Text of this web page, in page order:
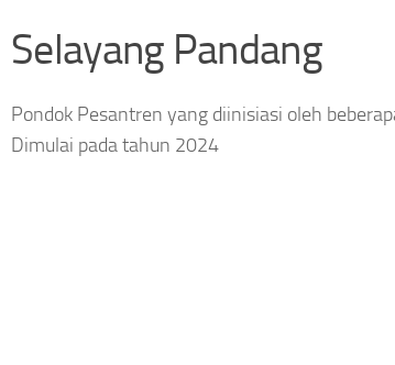
Selayang Pandang
Pondok Pesantren yang diinisiasi oleh
Dimulai pada tahun 2024